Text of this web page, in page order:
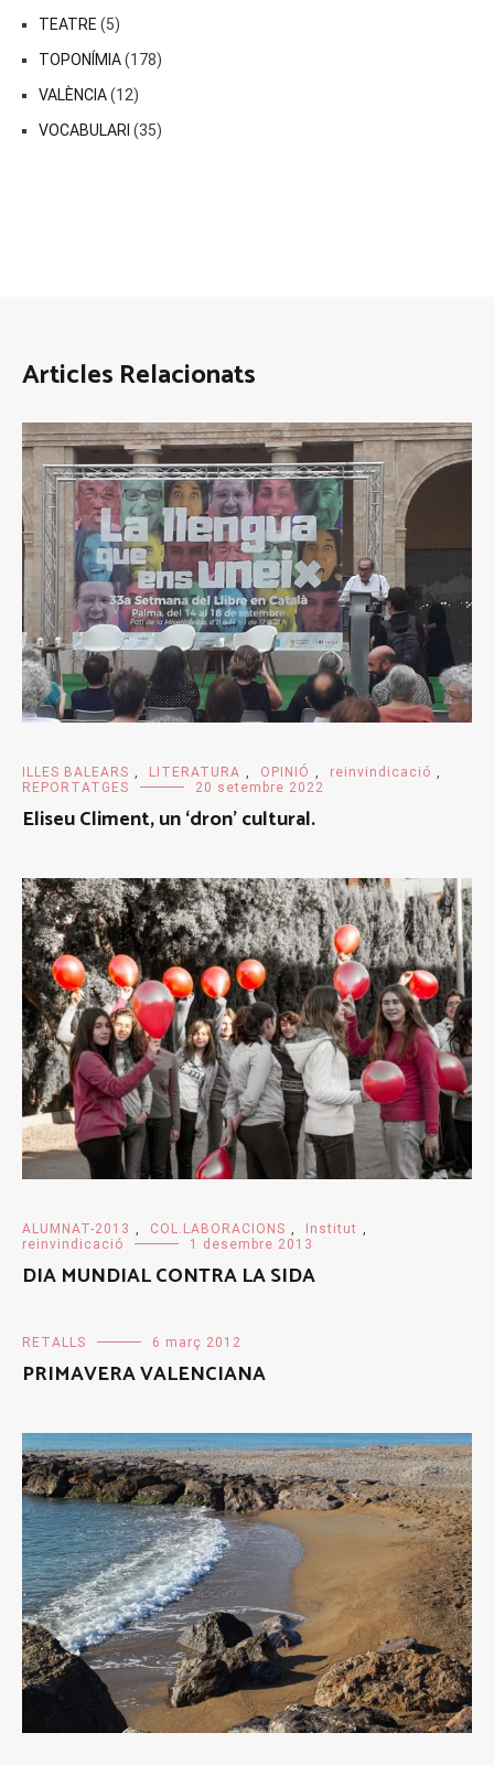
TEATRE (5)
TOPONÍMIA(178)
VALÈNCIA(12)
VOCABULARI (35)
Articles Relacionats
ILLES BALEARS , LITERATURA , OPINIÓ , reinvindicació ,
REPORTATGES
20 setembre 2022
Eliseu Climent, un ‘dron’ cultural.
ALUMNAT-2013 , COL.LABORACIONS , Institut ,
reinvindicació
1 desembre 2013
DIA MUNDIAL CONTRA LA SIDA
RETALLS 6 març 2012
PRIMAVERA VALENCIANA